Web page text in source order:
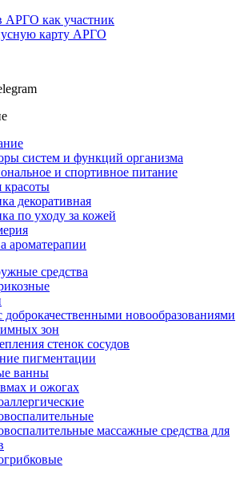
АРГО как участник
карту АРГО
систем и функций организма
и спортивное питание
красоты
декоративная
по уходу за кожей
ароматерапии
средства
доброкачественными новообразованиями
зон
стенок сосудов
пигментации
ванны
и ожогах
массажные средства для